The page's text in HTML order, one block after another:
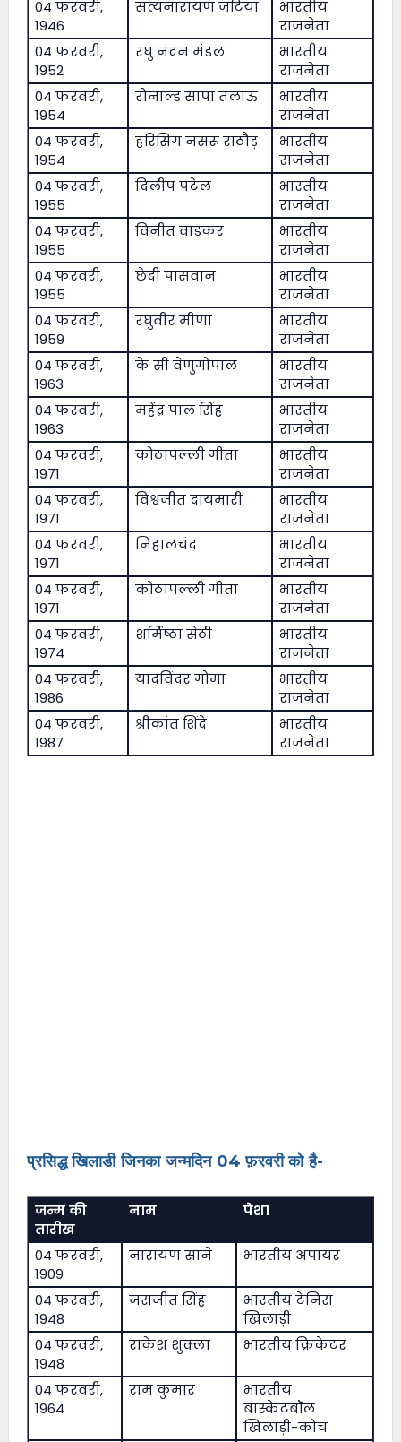
04 फरवरी,
1946
सत्यनारायण जटिया
भारतीय
राजनेता
04 फरवरी,
1952
रघु नंदन मंडल
भारतीय
राजनेता
04 फरवरी,
1954
रोनाल्ड सापा तलाऊ
भारतीय
राजनेता
04 फरवरी,
1954
हरिसिंग नसरू राठौड़
भारतीय
राजनेता
04 फरवरी,
1955
दिलीप पटेल
भारतीय
राजनेता
04 फरवरी,
1955
विनीत वाडकर
भारतीय
राजनेता
04 फरवरी,
1955
छेदी पासवान
भारतीय
राजनेता
04 फरवरी,
1959
रघुवीर मीणा
भारतीय
राजनेता
04 फरवरी,
1963
के सी वेणुगोपाल
भारतीय
राजनेता
04 फरवरी,
1963
महेंद्र पाल सिंह
भारतीय
राजनेता
04 फरवरी,
1971
कोठापल्ली गीता
भारतीय
राजनेता
04 फरवरी,
1971
विश्वजीत दायमारी
भारतीय
राजनेता
04 फरवरी,
1971
निहालचंद
भारतीय
राजनेता
04 फरवरी,
1971
कोठापल्ली गीता
भारतीय
राजनेता
04 फरवरी,
1974
शर्मिष्ठा सेठी
भारतीय
राजनेता
04 फरवरी,
1986
यादविंदर गोमा
भारतीय
राजनेता
04 फरवरी,
1987
श्रीकांत शिंदे
भारतीय
राजनेता
प्रसिद्ध खिलाडी जिनका जन्मदिन 04 फ़रवरी को है-
जन्म की
तारीख
नाम पेशा
04 फरवरी,
1909
नारायण साने भारतीय अंपायर
04 फरवरी,
1948
जसजीत सिंह
भारतीय टेनिस
खिलाड़ी
04 फरवरी,
1948
राकेश शुक्ला भारतीय क्रिकेटर
04 फरवरी,
1964
राम कुमार
भारतीय
बास्केटबॉल
खिलाड़ी-कोच